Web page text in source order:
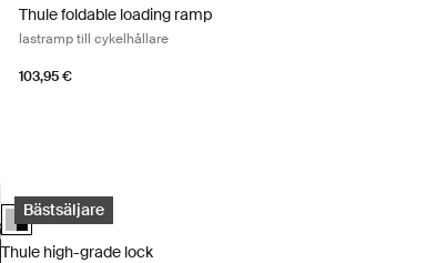
Thule foldable loading ramp
lastramp till cykelhållare
103,95 €
Thule high-grade lock cykellås Aluminum/black
Bästsäljare
Thule High-Grade Lock Aluminum/Black (selected)
Thule high-grade lock